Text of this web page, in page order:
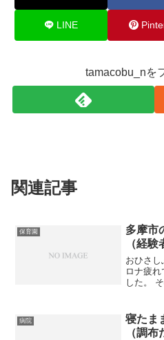
LINE
tamacobu_nを
関連記事
保育園
多摩市
（経験
おひさし
ロナ疲
した。
書き始め
リ滑り
病院
寝たま
（調布